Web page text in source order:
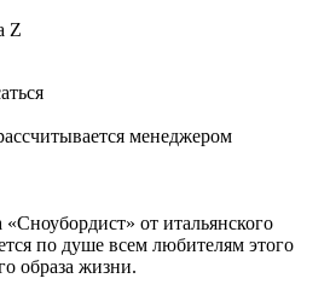
Z
менеджером
«Сноубордист» от итальянского
по душе всем любителям этого
образа жизни.